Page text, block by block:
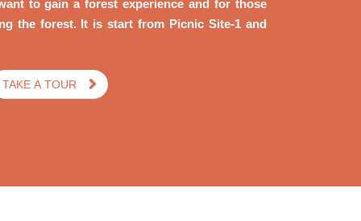
to gain a forest experience and for those
the forest. It is start from Picnic Site-1 and
TAKE A TOUR